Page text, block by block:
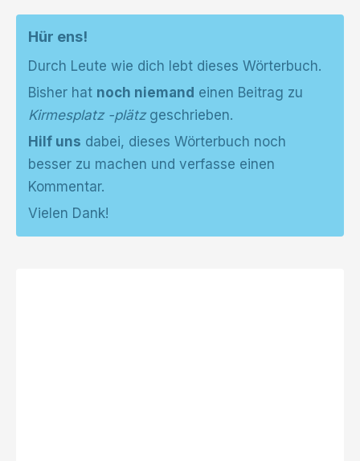
Hür ens!
Durch Leute wie dich lebt dieses Wörterbuch.
Bisher hat noch niemand einen Beitrag zu
Kirmesplatz -plätzgeschrieben.
Hilf uns dabei, dieses Wörterbuch noch
besser zu machen und verfasse einen
Kommentar.
Vielen Dank!